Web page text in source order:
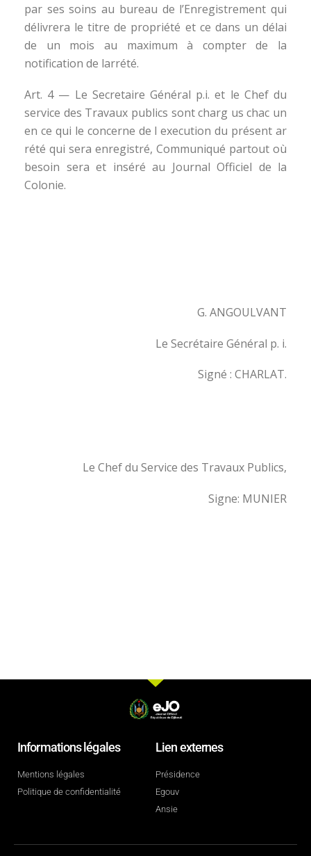
par ses soins au bureau de l’Enregistrement qui
délivrera le titre de propriété et ce dans un délai
de un mois au maximum à compter de la
notification de larrété.
Art. 4 — Le Secretaire Général p.i. et le Chef du
service des Travaux publics sont charg us chac un
en ce qui le concerne de l execution du présent ar
rété qui sera enregistré, Communiqué partout où
besoin sera et inséré au Journal Officiel de la
Colonie.
G. ANGOULVANT
Le Secrétaire Général p. i.
Signé : CHARLAT.
Le Chef du Service des Travaux Publics,
Signe: MUNIER
Informations légales
Mentions légales
Politique de confidentialité
Lien externes
Présidence
Egouv
Ansie